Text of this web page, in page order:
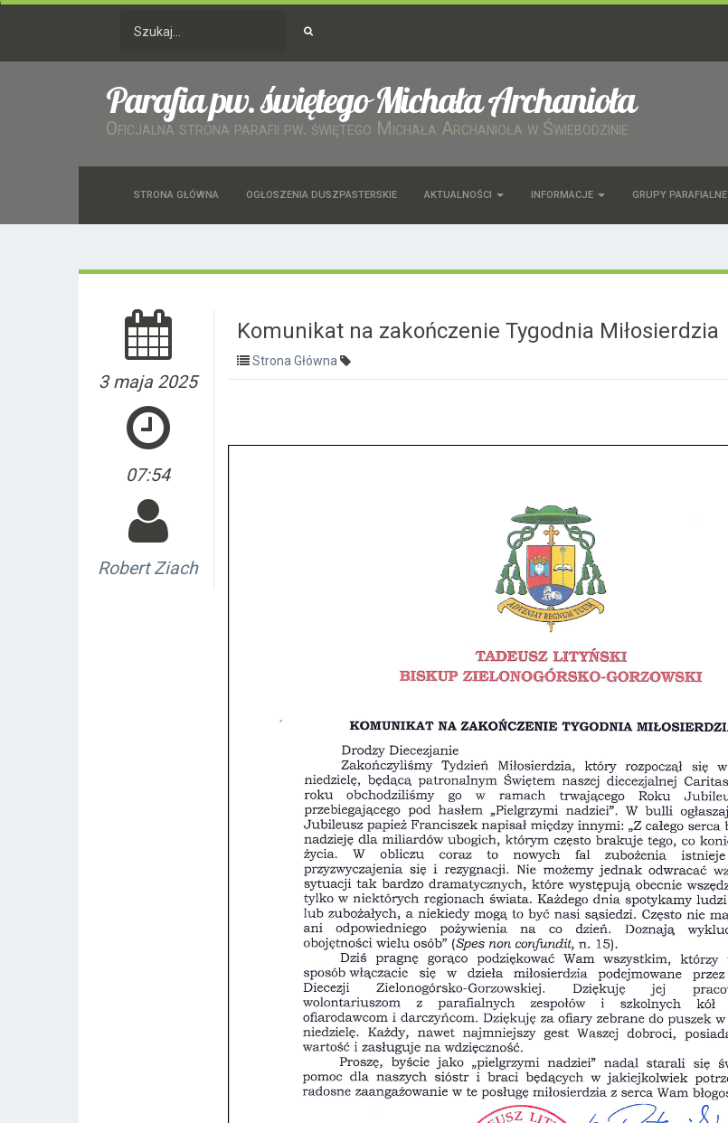
Parafia pw. świętego Michała Archanioła
Oficjalna strona parafii pw. świętego Michała Archanioła w Świebodzinie
STRONA GŁÓWNA OGŁOSZENIA DUSZPASTERSKIE AKTUALNOŚCI INFORMACJE GRUPY PARAFIALNE
3 maja 2025
07:54
Robert Ziach
Komunikat na zakończenie Tygodnia Miłosierdzia
Strona Główna